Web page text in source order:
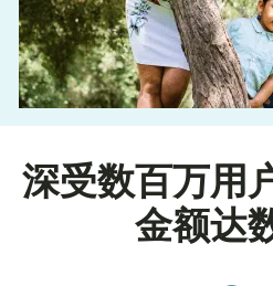
深受数百万用
金额达